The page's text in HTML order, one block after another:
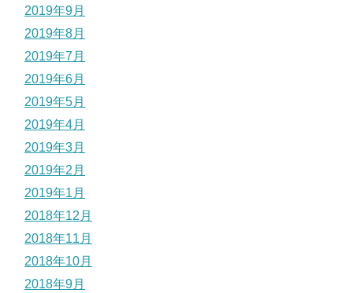
2019年9月
2019年8月
2019年7月
2019年6月
2019年5月
2019年4月
2019年3月
2019年2月
2019年1月
2018年12月
2018年11月
2018年10月
2018年9月